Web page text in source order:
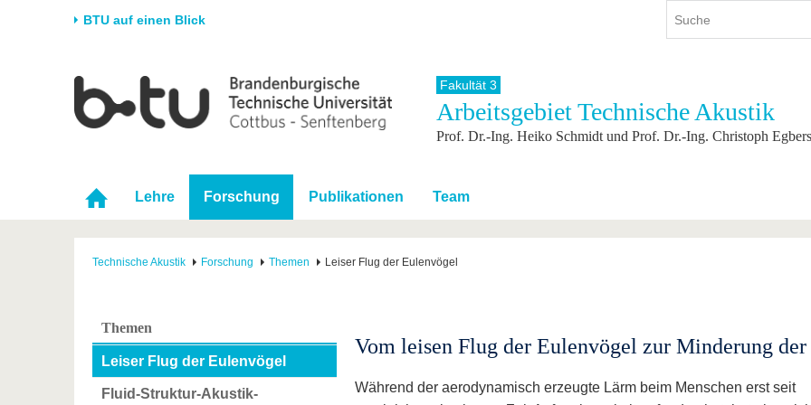
BTU auf einen Blick
Universität
Karriere & Engagement
Partnerschaften &
Strukturwandel
Forschung
Förderung
Wissenschaftlicher
Nachwuchs
Studium
Studienangebot
Im Studium
Nach dem Studium
International
Internationales Profil
Für internationale
Studierende
Weiterbildung
Weiterbildungsangebote
Fakultät 3
Arbeitsgebiet Technische Akustik
Prof. Dr.-Ing. Heiko Schmidt und Prof. Dr.-Ing. Christoph Egbers
Lehre Forschung Publikationen Team
Technische Akustik Forschung Themen Leiser Flug der Eulenvögel
Themen
Leiser Flug der Eulenvögel
Fluid-Struktur-Akustik-
Vom leisen Flug der Eulenvögel zur Minderung
Während der aerodynamisch erzeugte Lärm beim Menschen erst seit